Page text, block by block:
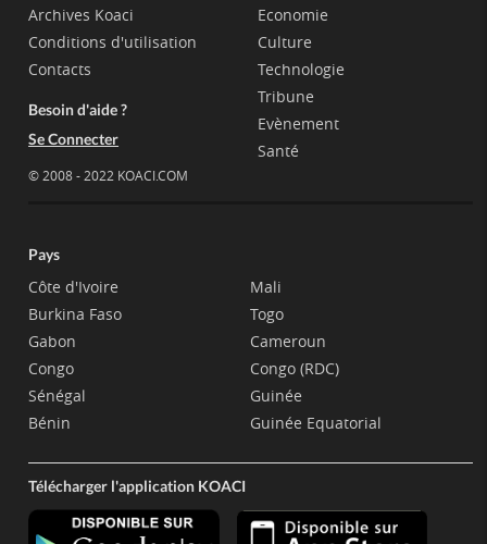
Archives Koaci
Conditions d'utilisation
Contacts
Besoin d'aide ?
Se Connecter
© 2008 - 2022 KOACI.COM
Economie
Culture
Technologie
Tribune
Evènement
Santé
Pays
Côte d'Ivoire
Burkina Faso
Gabon
Congo
Sénégal
Bénin
Mali
Togo
Cameroun
Congo (RDC)
Guinée
Guinée Equatorial
Télécharger l'application KOACI